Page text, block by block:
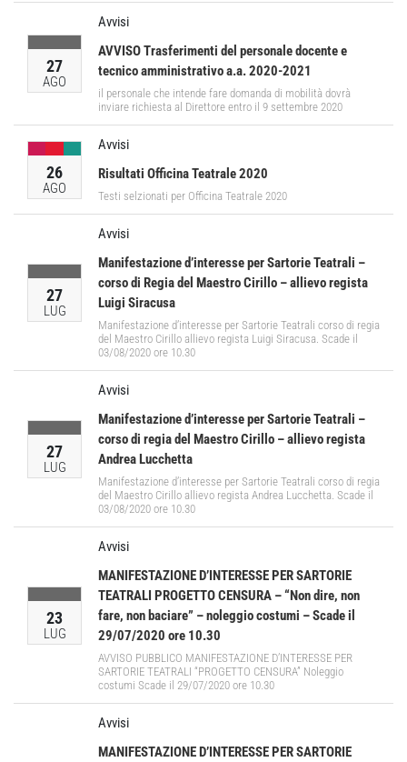
27
AGO
Avvisi
AVVISO Trasferimenti del personale docente e
tecnico amministrativo a.a. 2020-2021
il personale che intende fare domanda di mobilità dovrà
inviare richiesta al Direttore entro il 9 settembre 2020
26
AGO
Avvisi
Risultati Officina Teatrale 2020
Testi selzionati per Officina Teatrale 2020
27
LUG
Avvisi
Manifestazione d’interesse per Sartorie Teatrali –
corso di Regia del Maestro Cirillo – allievo regista
Luigi Siracusa
Manifestazione d’interesse per Sartorie Teatrali corso di regia
del Maestro Cirillo allievo regista Luigi Siracusa. Scade il
03/08/2020 ore 10.30
27
LUG
Avvisi
Manifestazione d’interesse per Sartorie Teatrali –
corso di regia del Maestro Cirillo – allievo regista
Andrea Lucchetta
Manifestazione d’interesse per Sartorie Teatrali corso di regia
del Maestro Cirillo allievo regista Andrea Lucchetta. Scade il
03/08/2020 ore 10.30
23
LUG
Avvisi
MANIFESTAZIONE D’INTERESSE PER SARTORIE
TEATRALI PROGETTO CENSURA – “Non dire, non
fare, non baciare” – noleggio costumi – Scade il
29/07/2020 ore 10.30
AVVISO PUBBLICO MANIFESTAZIONE D’INTERESSE PER
SARTORIE TEATRALI “PROGETTO CENSURA” Noleggio
costumi Scade il 29/07/2020 ore 10.30
Avvisi
MANIFESTAZIONE D’INTERESSE PER SARTORIE